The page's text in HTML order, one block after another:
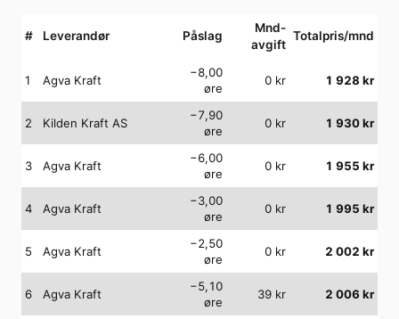
# Leverandør Påslag
Mnd-
avgift
Totalpris/mnd
1 Agva Kraft
−8,00
øre
0 kr 1 928 kr
2 Kilden Kraft AS
−7,90
øre
0 kr 1 930kr
3 Agva Kraft
−6,00
øre
0 kr 1 955 kr
4 Agva Kraft
−3,00
øre
0 kr 1 995 kr
5 Agva Kraft
−2,50
øre
0 kr 2 002 kr
6 Agva Kraft
−5,10
øre
39 kr 2 006 kr